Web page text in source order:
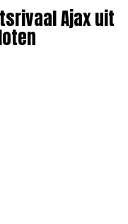
Ajax uit